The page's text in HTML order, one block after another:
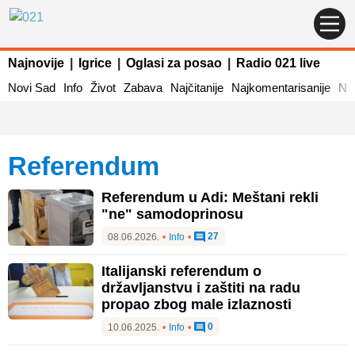
Najnovije Igrice Oglasi za posao
Radio 021 live
Novi Sad
Info Život Zabava Najčitanije Najkomentarisanije
referendum
Referendum u Adi: Meštani rekli
"ne" samodoprinosu
08.06.2026. • Info • 27
Italijanski referendum o
državljanstvu i zaštiti na radu
propao zbog male izlaznosti
10.06.2025. • Info • 0